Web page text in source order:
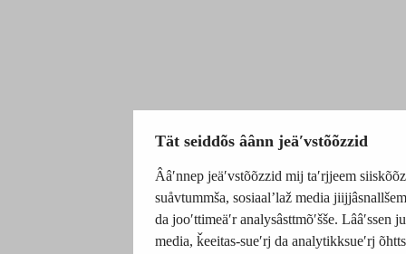
Tät seiddõs âânn jeäʹvstõõzzid
Ââʹnnep jeäʹvstõõzzid mij taʹrjjeem
suåvtummša, sosiaalʼlaž media
da jooʹttimeäʹr analysâsttmõʹšše. Lââʹssen
media, ǩeeitas-sueʹrj da analytikksueʹrj